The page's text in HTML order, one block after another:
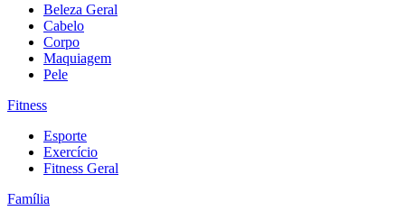
Beleza Geral
Cabelo
Corpo
Maquiagem
Pele
Fitness
Esporte
Exercício
Fitness Geral
Família